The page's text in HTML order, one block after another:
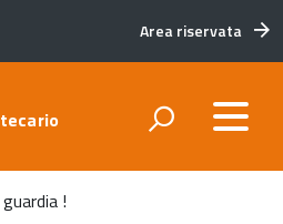
Area riservata
!